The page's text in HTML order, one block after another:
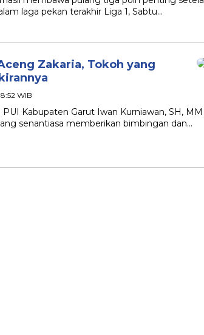
laga pekan terakhir Liga 1, Sabtu…
Zakaria, Tokoh yang
WIB
Kabupaten Garut Iwan Kurniawan, SH,
senantiasa memberikan bimbingan dan…